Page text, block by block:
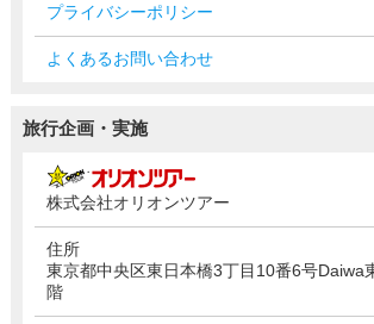
プライバシーポリシー
よくあるお問い合わせ
旅行企画・実施
株式会社オリオンツアー
住所
東京都中央区東日本橋3丁目10番6号Daiwa
階